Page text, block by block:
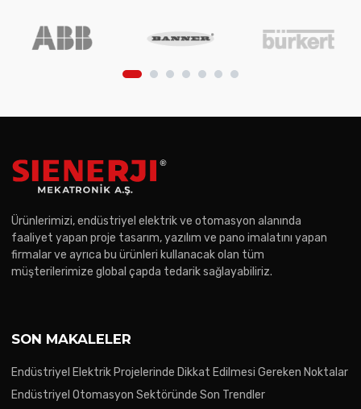
Ürünlerimizi, endüstriyel elektrik ve otomasyon alanında
faaliyet yapan proje tasarım, yazılım ve pano imalatını yapan
firmalar ve ayrıca bu ürünleri kullanacak olan tüm
müşterilerimize global çapda tedarik sağlayabiliriz.
SON MAKALELER
Endüstriyel Elektrik Projelerinde Dikkat Edilmesi Gereken Noktalar
Endüstriyel Otomasyon Sektöründe Son Trendler